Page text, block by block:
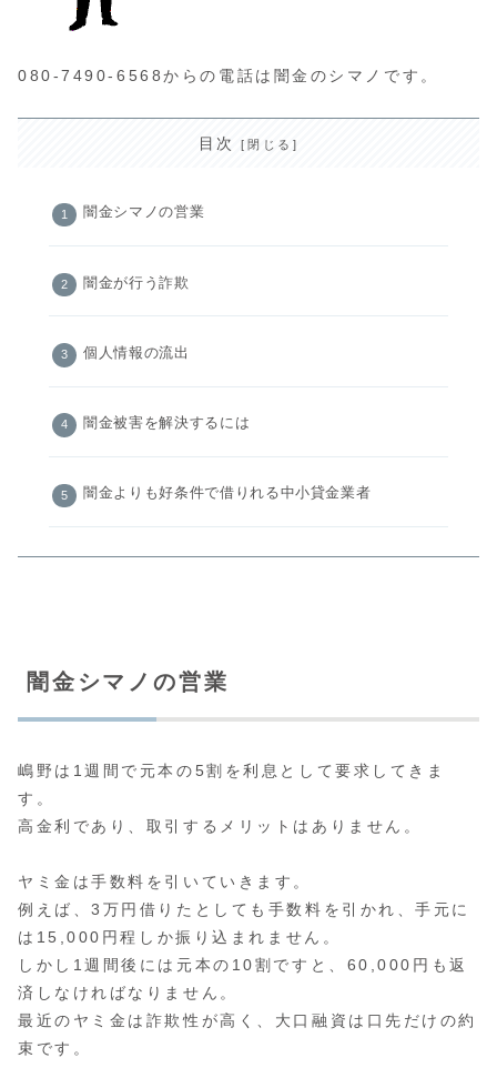
080-7490-6568からの電話は闇金のシマノです。
目次
闇金シマノの営業
闇金が行う詐欺
個人情報の流出
闇金被害を解決するには
闇金よりも好条件で借りれる中小貸金業者
闇金シマノの営業
嶋野は1週間で元本の5割を利息として要求してきま
す。
高金利であり、取引するメリットはありません。
ヤミ金は手数料を引いていきます。
例えば、3万円借りたとしても手数料を引かれ、手元に
は15,000円程しか振り込まれません。
しかし1週間後には元本の10割ですと、60,000円も返
済しなければなりません。
最近のヤミ金は詐欺性が高く、大口融資は口先だけの約
束です。